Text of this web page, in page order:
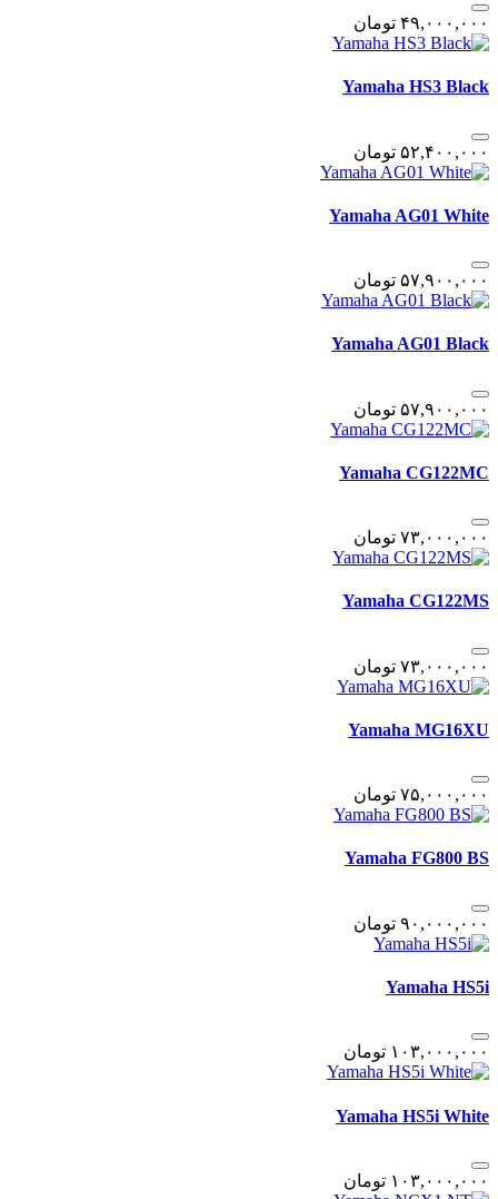
۴٩,٠٠٠,٠٠٠ تومان
Yamaha HS3 Black
۵٢,۴٠٠,٠٠٠ تومان
Yamaha AG01 White
۵٧,٩٠٠,٠٠٠ تومان
Yamaha AG01 Black
۵٧,٩٠٠,٠٠٠ تومان
Yamaha CG122MC
٧٣,٠٠٠,٠٠٠ تومان
Yamaha CG122MS
٧٣,٠٠٠,٠٠٠ تومان
Yamaha MG16XU
٧۵,٠٠٠,٠٠٠ تومان
Yamaha FG800 BS
٩٠,٠٠٠,٠٠٠ تومان
Yamaha HS5i
١٠٣,٠٠٠,٠٠٠ تومان
Yamaha HS5i White
١٠٣,٠٠٠,٠٠٠ تومان